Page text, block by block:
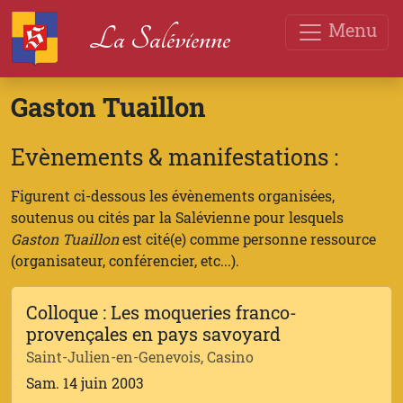
Menu
La Salévienne
Gaston Tuaillon
Evènements & manifestations :
Figurent ci-dessous les évènements organisées,
soutenus ou cités par la Salévienne pour lesquels
Gaston Tuaillonest cité(e) comme personne ressource
(organisateur, conférencier, etc...).
Colloque : Les moqueries franco-
provençales en pays savoyard
Saint-Julien-en-Genevois, Casino
Sam. 14 juin 2003